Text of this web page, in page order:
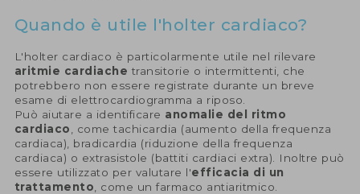
Quando è utile l'holter cardiaco?
L'holter cardiaco è particolarmente utile nel rilevare
aritmie cardiachetransitorie o intermittenti, che
potrebbero non essere registrate durante un breve
esame di elettrocardiogramma a riposo.
Può aiutare a identificare anomalie del ritmo
cardiaco
, come tachicardia (aumento della frequenza
cardiaca), bradicardia (riduzione della frequenza
cardiaca) o extrasistole (battiti cardiaci extra). Inoltre può
essere utilizzato per valutare l'efficacia di un
trattamento , come un farmaco antiaritmico.